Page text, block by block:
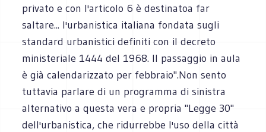
privato e con l'articolo 6 è destinatoa far
saltare... l'urbanistica italiana fondata sugli
standard urbanistici definiti con il decreto
ministeriale 1444 del 1968. Il passaggio in aula
è già calendarizzato per febbraio".Non sento
tuttavia parlare di un programma di sinistra
alternativo a questa vera e propria "Legge 30"
dell'urbanistica, che ridurrebbe l'uso della città